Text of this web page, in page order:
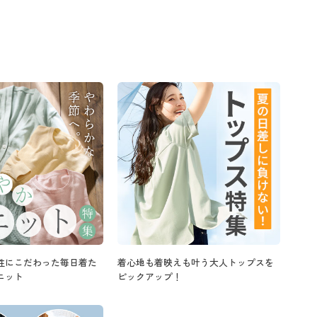
にこだわった毎日着た
ット
着心地も着映えも叶う大人トップスを
ピックアップ！